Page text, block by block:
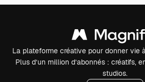
La plateforme créative pour donner vie
Plus d’un million d’abonnés : créatifs,
studios.